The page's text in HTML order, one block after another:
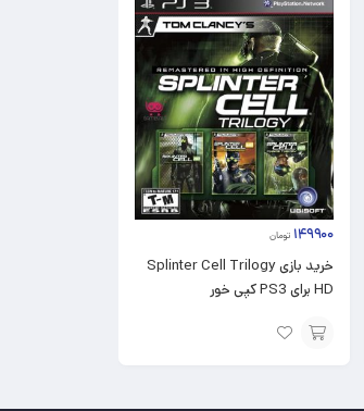
۱۴۹۹۰۰ تومان
خرید بازی Splinter Cell Trilogy
HD برای PS3 کپی خور